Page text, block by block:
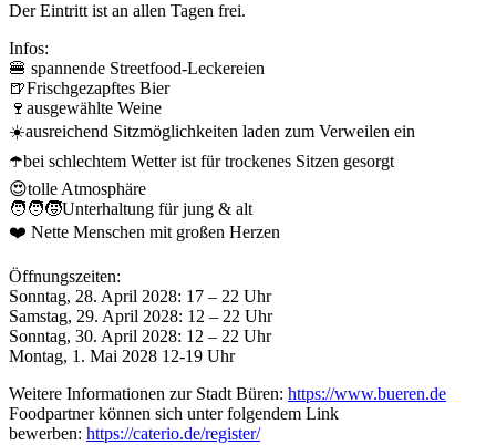
Der Eintritt ist an allen Tagen frei.
Infos:
🍔 spannende Streetfood-Leckereien
🍺Frischgezapftes Bier
🍷ausgewählte Weine
☀️ausreichend Sitzmöglichkeiten laden zum Verweilen ein
☂️bei schlechtem Wetter ist für trockenes Sitzen gesorgt
😍tolle Atmosphäre
🧑‍🧑‍🧒Unterhaltung für jung & alt
❤️ Nette Menschen mit großen Herzen
Öffnungszeiten:
Sonntag, 28. April 2028: 17 – 22 Uhr
Samstag, 29. April 2028: 12 – 22 Uhr
Sonntag, 30. April 2028: 12 – 22 Uhr
Montag, 1. Mai 2028 12-19 Uhr
Weitere Informationen zur Stadt Büren: https://www.bueren.de
Foodpartner können sich unter folgendem Link
bewerben: https://caterio.de/register/